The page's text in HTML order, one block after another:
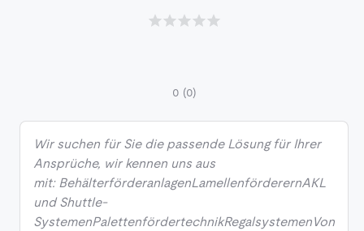
0 (0)
Wir suchen für Sie die passende Lösung für Ihrer
Ansprüche, wir kennen uns aus
mit: BehälterförderanlagenLamellenförderernAKL
und Shuttle-
SystemenPalettenfördertechnikRegalsystemenVon